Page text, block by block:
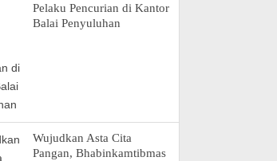
Pelaku Pencurian di Kantor
Balai Penyuluhan
Wujudkan Asta Cita
Pangan, Bhabinkamtibmas